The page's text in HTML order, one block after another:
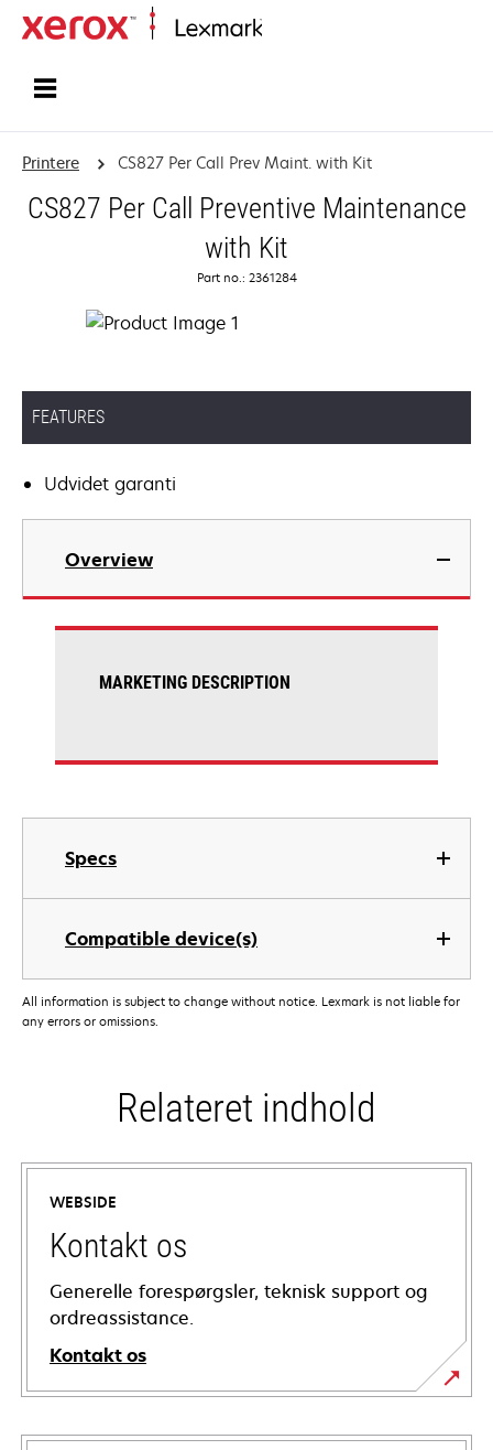
Printere CS827 Per Call Prev Maint. with Kit
CS827 Per Call Preventive Maintenance
with Kit
Part no.: 2361284
FEATURES
Udvidet garanti
Overview
Specs
Compatible device(s)
MARKETING DESCRIPTION
All information is subject to change without notice. Lexmark is not liable for
any errors or omissions.
Relateret indhold
WEBSIDE
Kontakt os
Generelle forespørgsler, teknisk support og
ordreassistance.
Kontakt os